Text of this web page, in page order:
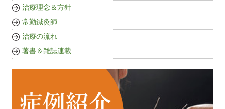
治療理念＆方針
常勤鍼灸師
治療の流れ
著書＆雑誌連載